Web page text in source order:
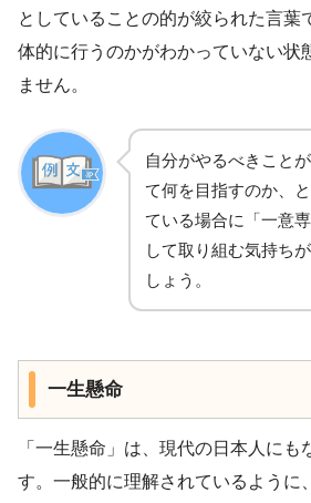
としていることの的が絞られた言葉
体的に行うのかがわかっていない状
ません。
自分がやるべきこと
て何を目指すのか、
ている場合に「一意
して取り組む気持ち
しょう。
一生懸命
「一生懸命」は、現代の日本人にも
す。一般的に理解されているように、